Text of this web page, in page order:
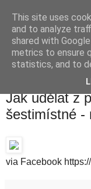
Kavárenský
Jak udělat z
šestimístné -
via Facebook
This site uses
and to analyze
shared with
metrics to ensure
statistics, and to